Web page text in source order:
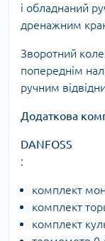
і обладнаний
дренажним
Зворотний
попереднім
ручним
Додаткова
DANFOSS
:
комплект
комплект
комплект